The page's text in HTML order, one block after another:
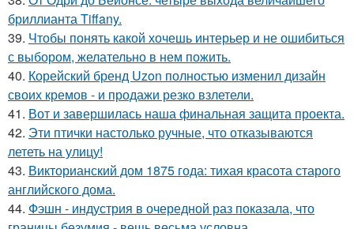
бриллианта Tiffany.
39. Чтобы понять какой хочешь интерьер и не ошибиться
с выбором, желательно в нем пожить.
40. Корейский бренд Uzon полностью изменил дизайн
своих кремов - и продажи резко взлетели.
41. Вот и завершилась наша финальная защита проекта.
42. Эти птички настолько ручные, что отказываются
лететь на улицу!
43. Викторианский дом 1875 года: тихая красота старого
английского дома.
44. Фэшн - индустрия в очередной раз показала, что